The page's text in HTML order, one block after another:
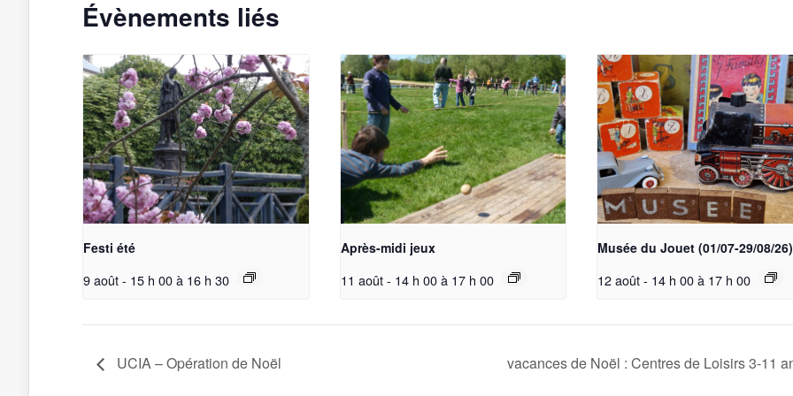
Évènements liés
Festi été
9 août - 15 h 00à 16 h 30
Après-midi jeux
11 août - 14 h 00 à 17 h 00
Musée du Jouet (01/07-29/08/26)
12 août - 14 h 00à 17 h 00
UCIA – Opération de Noël vacances de Noël : Centres de Loisirs 3-11